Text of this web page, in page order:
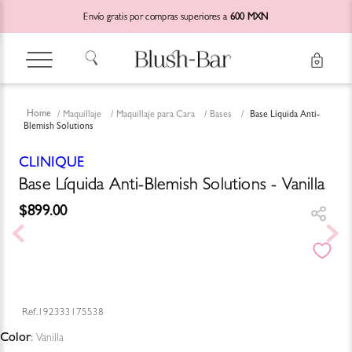
Envío gratis por compras superiores a 600 MXN
Maquillaje Maquillaje para Cara Bases
Base Líquida Anti-
Blemish Solutions
CLINIQUE
Base Líquida Anti-Blemish Solutions - Vanilla
$899.00
192333175538
Color: Vanilla